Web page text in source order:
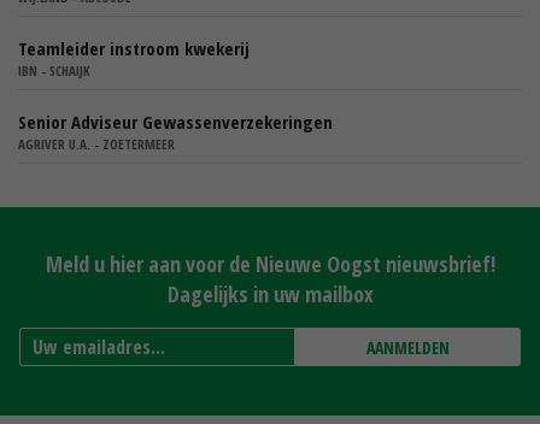
Teamleider instroom kwekerij
IBN - SCHAIJK
Senior Adviseur Gewassenverzekeringen
AGRIVER U.A. - ZOETERMEER
Meld u hier aan voor de Nieuwe Oogst nieuwsbrief!
Dagelijks in uw mailbox
AANMELDEN